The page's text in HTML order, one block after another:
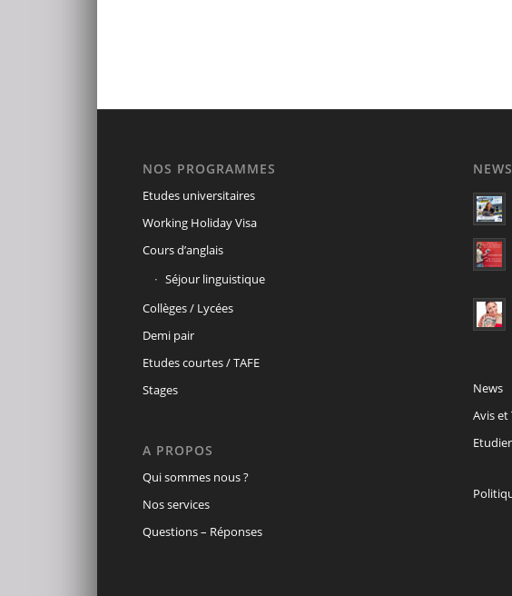
NOS PROGRAMMES
Etudes universitaires
Working Holiday Visa
Cours d’anglais
Séjour linguistique
Collèges / Lycées
Demi pair
Etudes courtes / TAFE
Stages
A PROPOS
Qui sommes nous ?
Nos services
Questions – Réponses
NEWS
News
Avis et